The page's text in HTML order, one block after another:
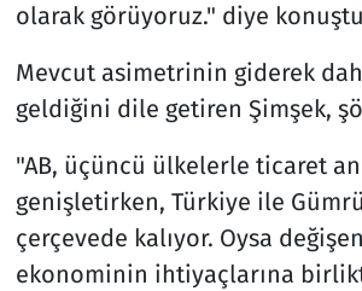
olarak görüyoruz." diye
Mevcut asimetrinin giderek
geldiğini dile getiren Şimşek,
"AB, üçüncü ülkelerle ticaret
genişletirken, Türkiye ile
çerçevede kalıyor. Oysa
ekonominin ihtiyaçlarına